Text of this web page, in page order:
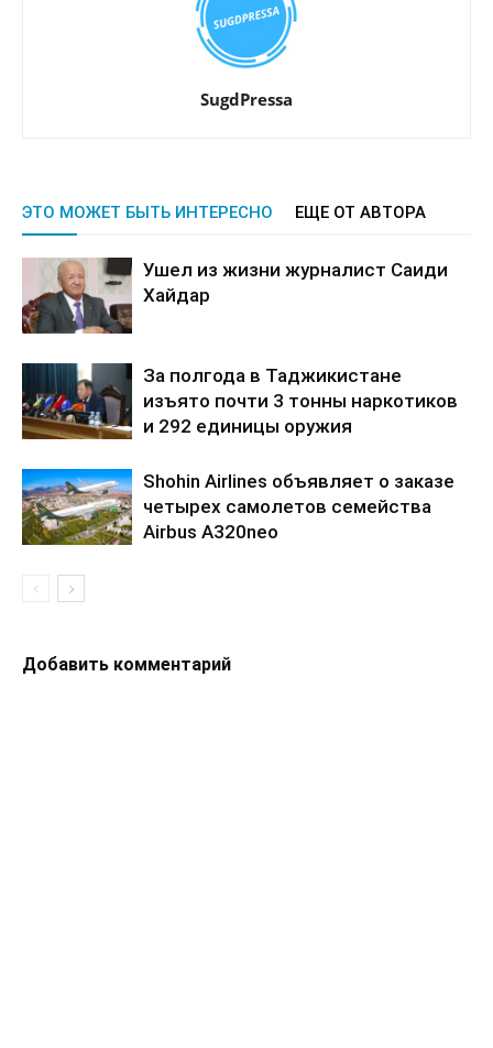
SugdPressa
ЭТО МОЖЕТ БЫТЬ ИНТЕРЕСНО ЕЩЕ ОТ АВТОРА
Ушел из жизни журналист Саиди
Хайдар
За полгода в Таджикистане
изъято почти 3 тонны наркотиков
и 292 единицы оружия
Shohin Airlines объявляет о заказе
четырех самолетов семейства
Airbus A320neo
Добавить комментарий